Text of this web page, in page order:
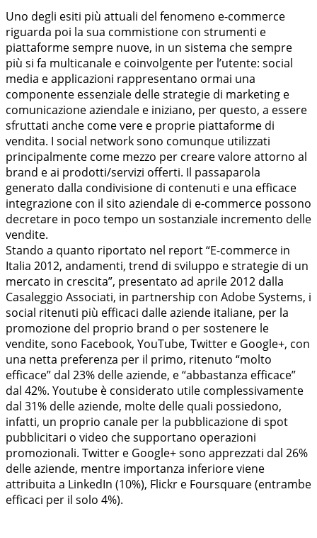
Uno degli esiti più attuali del fenomeno e-commerce
riguarda poi la sua commistione con strumenti e
piattaforme sempre nuove, in un sistema che sempre
più si fa multicanale e coinvolgente per l’utente: social
media e applicazioni rappresentano ormai una
componente essenziale delle strategie di marketing e
comunicazione aziendale e iniziano, per questo, a essere
sfruttati anche come vere e proprie piattaforme di
vendita. I social network sono comunque utilizzati
principalmente come mezzo per creare valore attorno al
brand e ai prodotti/servizi offerti. Il passaparola
generato dalla condivisione di contenuti e una efficace
integrazione con il sito aziendale di e-commerce possono
decretare in poco tempo un sostanziale incremento delle
vendite.
Stando a quanto riportato nel report “E-commerce in
Italia 2012, andamenti, trend di sviluppo e strategie di un
mercato in crescita”, presentato ad aprile 2012 dalla
Casaleggio Associati, in partnership con Adobe Systems, i
social ritenuti più efficaci dalle aziende italiane, per la
promozione del proprio brand o per sostenere le
vendite, sono Facebook, YouTube, Twitter e Google+, con
una netta preferenza per il primo, ritenuto “molto
efficace” dal 23% delle aziende, e “abbastanza efficace”
dal 42%. Youtube è considerato utile complessivamente
dal 31% delle aziende, molte delle quali possiedono,
infatti, un proprio canale per la pubblicazione di spot
pubblicitari o video che supportano operazioni
promozionali. Twitter e Google+ sono apprezzati dal 26%
delle aziende, mentre importanza inferiore viene
attribuita a LinkedIn (10%), Flickr e Foursquare (entrambe
efficaci per il solo 4%).